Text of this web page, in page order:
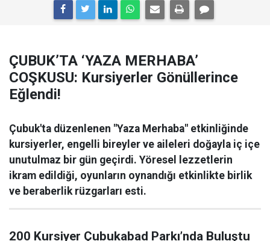
ÇUBUK’TA ‘YAZA MERHABA’
COŞKUSU: Kursiyerler Gönüllerince
Eğlendi!
Çubuk'ta düzenlenen "Yaza Merhaba" etkinliğinde
kursiyerler, engelli bireyler ve aileleri doğayla iç içe
unutulmaz bir gün geçirdi. Yöresel lezzetlerin
ikram edildiği, oyunların oynandığı etkinlikte birlik
ve beraberlik rüzgarları esti.
200 Kursiyer Çubukabad Parkı’nda Buluştu